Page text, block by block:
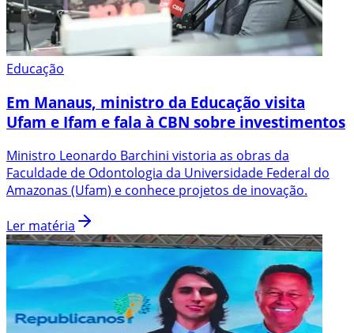
Educação
Em Manaus, ministro da Educação visita
Ufam e Ifam e fala à CBN sobre investimentos
Ministro Leonardo Barchini vistoria as obras da
Faculdade de Odontologia da Universidade Federal do
Amazonas (Ufam) e conhece projetos de inovação.
Ler matéria